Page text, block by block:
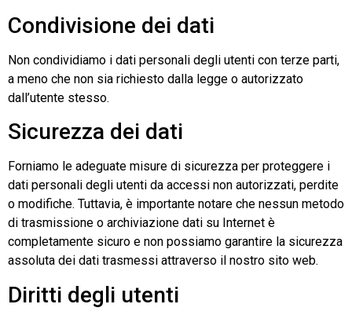
Condivisione dei dati
Non condividiamo i dati personali degli utenti con terze parti,
a meno che non sia richiesto dalla legge o autorizzato
dall’utente stesso.
Sicurezza dei dati
Forniamo le adeguate misure di sicurezza per proteggere i
dati personali degli utenti da accessi non autorizzati, perdite
o modifiche. Tuttavia, è importante notare che nessun metodo
di trasmissione o archiviazione dati su Internet è
completamente sicuro e non possiamo garantire la sicurezza
assoluta dei dati trasmessi attraverso il nostro sito web.
Diritti degli utenti